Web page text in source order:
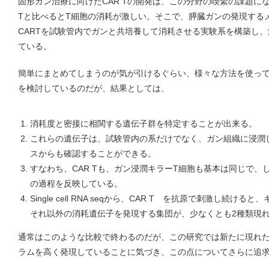
Tと比べるとT細胞の消耗が激しい。そこで、膵臓ガンの発現する
CARTを試験管内でガンと共培養して消耗させる実験系を構築し
ている。
簡単にまとめてしまうのが気が引けるぐらい、様々な方法を使っ
を検討しているのだが、結果としては、
消耗度と密接に相関する遺伝子群を特定することが出来る。
これらの遺伝子は、試験管内の系だけでなく、ガン組織に浸
スからも確認することができる。
すなわち、CAR Tも、ガン浸潤キラーT細胞も基本は同じで、
の過程を反映している。
Single cell RNA seqから、CAR T を抗原で刺激し続けると、
それ以外の消耗遺伝子を発現する集団が、少なくとも2種類現
通常はこのような比較で終わるのだが、この研究では新たに現れ
ラムを高く発現していることに気づき、この点についてさらに追